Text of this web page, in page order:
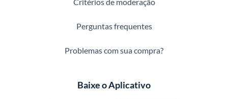
Perguntas frequentes
Problemas com sua compra?
Baixe o Aplicativo